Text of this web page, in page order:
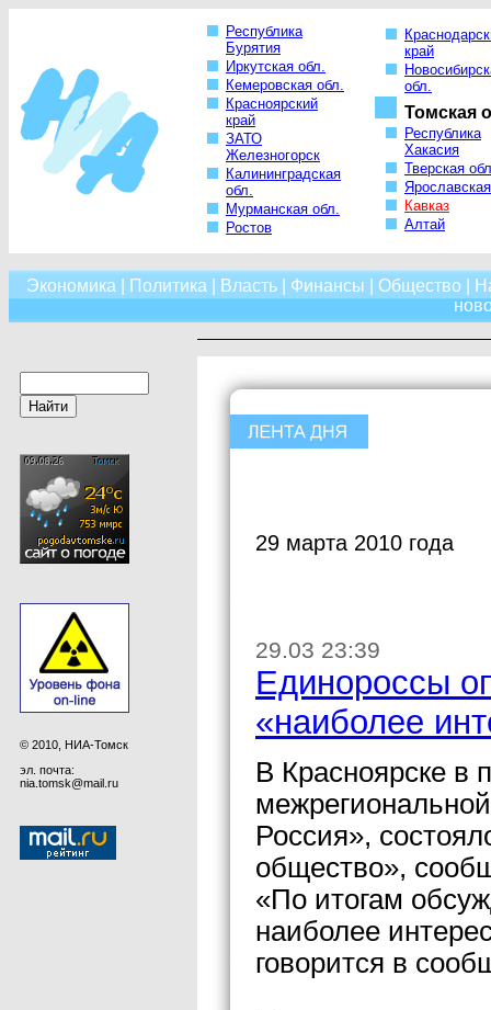
Республика
Бурятия
Иркутская обл.
Кемеровская обл.
Красноярский
край
ЗАТО
Железногорск
Калининградская
обл.
Мурманская обл.
Ростов
край
обл.
Томская
Республика
Хакасия
Тверская
Кавказ
Алтай
Экономика Политика Власть| Финансы Общество
© 2010, НИА-Томск
эл. почта:
nia.tomsk@mail.ru
29 марта 2010 года
29.03 23:39
Единороссы
«наиболее
В Красноярске в
Россия»,
общество»,
«По итогам
наиболее
говорится в